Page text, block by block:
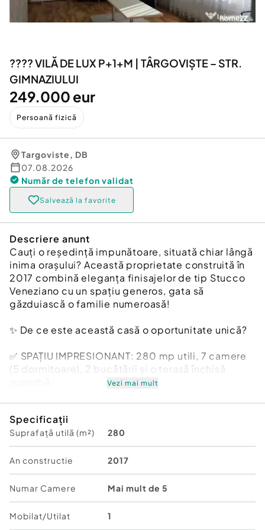
Inchiriere Bunuri si Vehicule
Utilaje agricole si industriale
Piese auto si accesorii
???? VILĂ DE LUX P+1+M | TÂRGOVIȘTE – STR.
GIMNAZIULUI
249.000 eur
Persoană fizică
Targoviste, DB
07.08.2026
Număr de telefon validat
Salvează la favorite
Descriere anunt
Cauți o reședință impunătoare, situată chiar lângă
inima orașului? Această proprietate construită în
2017 combină eleganța finisajelor de tip Stucco
Veneziano cu un spațiu generos, gata să
găzduiască o familie numeroasă!
✨ De ce este această casă o oportunitate unică?
✅ SPAȚIU IMPRESIONANT: 280 mp utili, 7 camere
(5 dormitoare), 2 bucătării și o terasă închisă
Veneziano, marmură, încălzire în pardoseală la
parter și climatizare completă.
✅ LOCAȚIE DE TOP: Strada Gimnaziului – liniște
absolută la doar câteva minute de Centru.
✅ DOTĂRI MODERNE: Sistem de alarmă, senzori
de fum, curent trifazic și clasă energetică A.
Vezi mai mult
Specificații
Suprafață utilă (m²) 280
An constructie 2017
Numar Camere Mai mult de 5
Mobilat/Utilat 1